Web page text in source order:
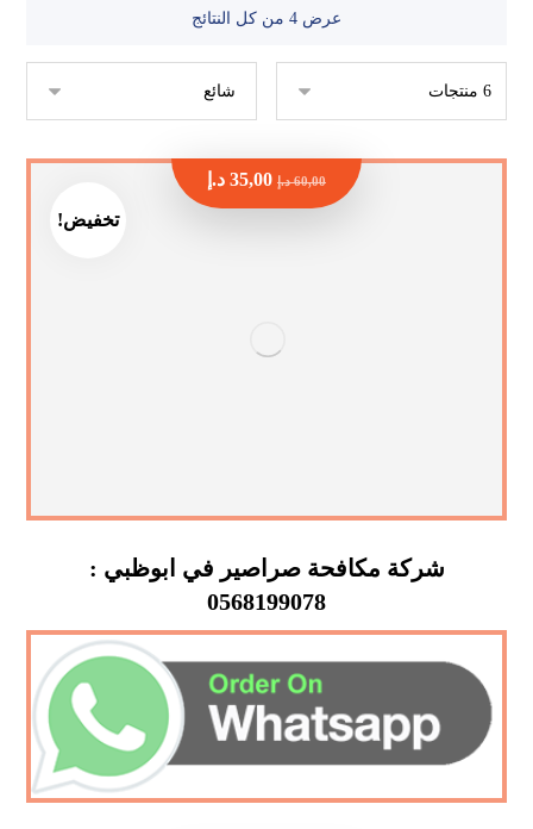
عرض ⁦4⁩ من كل النتائج
تخفيض!
شركة مكافحة صراصير في ابوظبي :
0568199078
60,00 د.إ 35,00 د.إ